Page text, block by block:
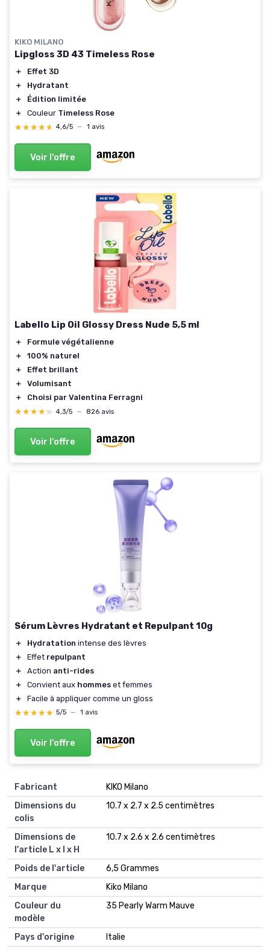
KIKO MILANO
Lipgloss 3D 43 Timeless Rose
＋
Effet 3D
＋
Hydratant
＋
Édition limitée
＋
Couleur Timeless Rose
★★★★★
★★★★★ 4,6/5 — 1 avis
Voir l'offre
Labello Lip Oil Glossy Dress Nude 5,5 ml
＋
Formule végétalienne
＋
100% naturel
＋
Effet brillant
＋
Volumisant
＋
Choisi par Valentina Ferragni
★★★★★
★★★★★ 4,3/5 — 826 avis
Voir l'offre
Sérum Lèvres Hydratant et Repulpant 10g
＋ Hydratation intense des lèvres
＋
Effet repulpant
＋
Action anti-rides
＋
Convient aux hommes et femmes
＋
Facile à appliquer comme un gloss
★★★★★
★★★★★ 5/5 — 1 avis
Voir l'offre
Fabricant
‎KIKO Milano
Dimensions du
colis
‎10.7 x 2.7 x 2.5 centimètres
Dimensions de
l'article L x l x H
‎10.7 x 2.6 x 2.6 centimètres
Poids de l'article
‎6,5 Grammes
Marque
‎Kiko Milano
Couleur du
modèle
‎35 Pearly Warm Mauve
Pays d'origine ‎Italie